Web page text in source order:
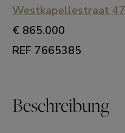
Westkapellestraat
€ 865.000
REF 7665385
Beschreibung